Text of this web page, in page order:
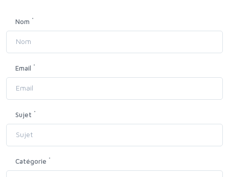
Nom *
Email *
Sujet *
Catégorie *